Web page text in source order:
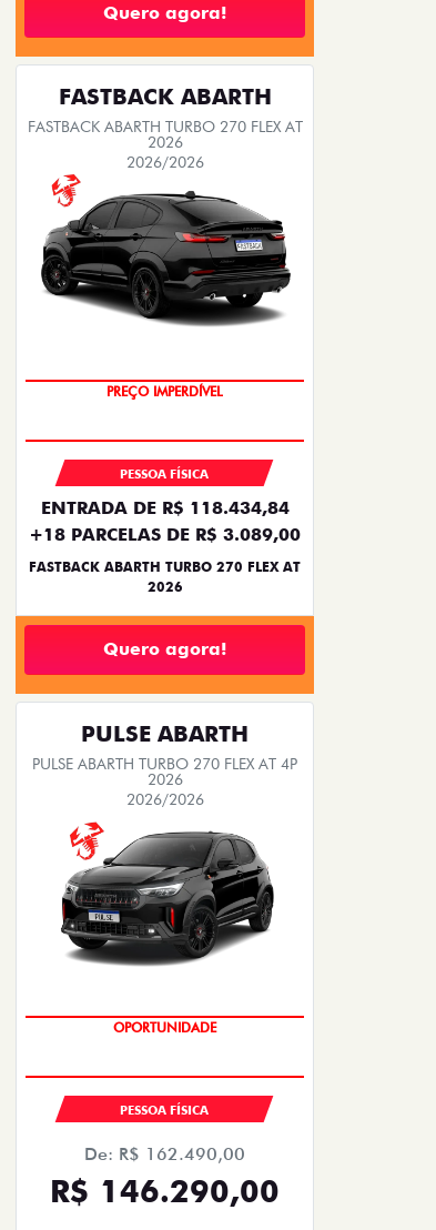
Quero agora!
FASTBACK ABARTH
FASTBACK ABARTH TURBO 270 FLEX AT
2026
2026/2026
PESSOA FÍSICA
ENTRADA DE R$ 118.434,84
+18 PARCELAS DE R$ 3.089,00
FASTBACK ABARTH TURBO 270 FLEX AT
2026
Quero agora!
PULSE ABARTH
PULSE ABARTH TURBO 270 FLEX AT 4P
2026
2026/2026
PESSOA FÍSICA
De: R$ 162.490,00
R$ 146.290,00